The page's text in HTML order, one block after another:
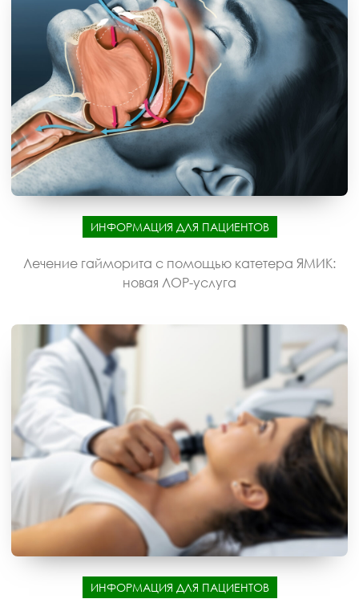
ИНФОРМАЦИЯ ДЛЯ ПАЦИЕНТОВ
Лечение гайморита с помощью катетера ЯМИК:
новая ЛОР-услуга
ИНФОРМАЦИЯ ДЛЯ ПАЦИЕНТОВ